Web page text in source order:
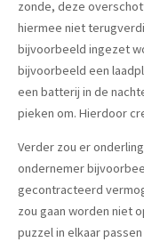
zonde, deze
hiermee niet
bijvoorbeeld ingezet
bijvoorbeeld een
een batterij in de
pieken om. Hierdoor
Verder zou er
ondernemer
gecontracteerd
zou gaan worden niet
puzzel in elkaar